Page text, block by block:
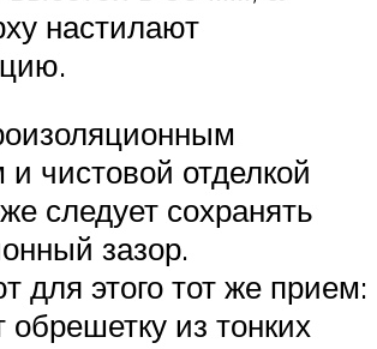
настилают
чистовой отделкой
следует сохранять
зазор.
для этого тот же прием:
из тонких